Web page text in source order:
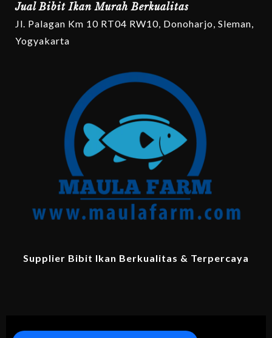
Jual Bibit Ikan Murah Berkualitas
Jl. Palagan Km 10 RT04 RW10, Donoharjo, Sleman,
Yogyakarta
Supplier Bibit Ikan Berkualitas & Terpercaya